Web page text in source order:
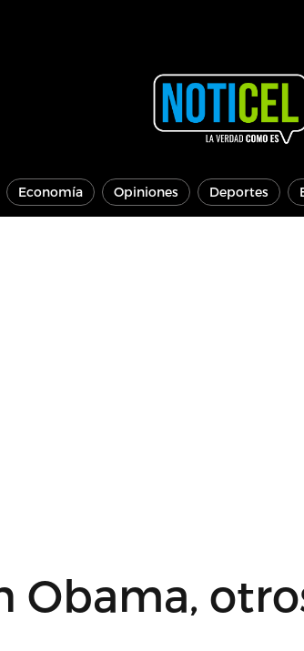
Economía Opiniones Deportes
Obama,